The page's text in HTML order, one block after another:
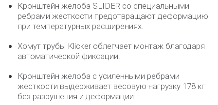
Кронштейн желоба SLIDER со специальными
ребрами жесткости предотвращают деформацию
при температурных расширениях.
Хомут трубы Klicker облегчает монтаж благодаря
автоматической фиксации.
Кронштейн желоба с усиленными ребрами
жесткости выдерживает весовую нагрузку 178 кг
без разрушения и деформации.